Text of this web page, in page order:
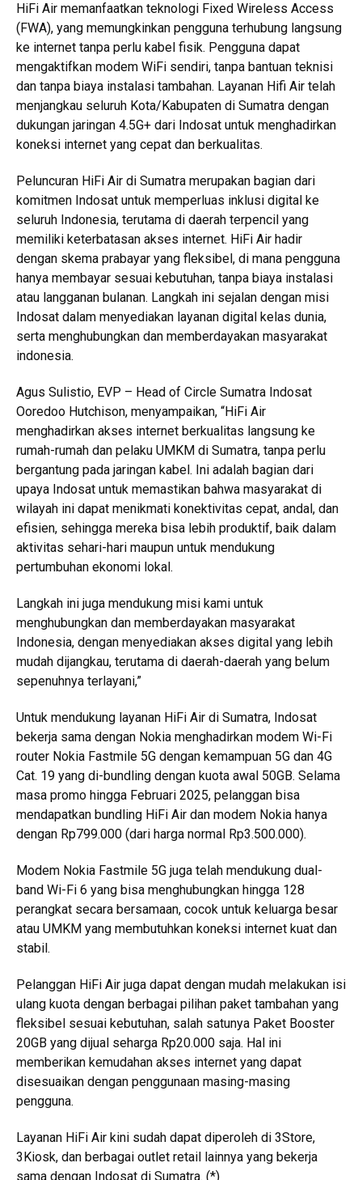
HiFi Air memanfaatkan teknologi Fixed Wireless Access
(FWA), yang memungkinkan pengguna terhubung langsung
ke internet tanpa perlu kabel fisik. Pengguna dapat
mengaktifkan modem WiFi sendiri, tanpa bantuan teknisi
dan tanpa biaya instalasi tambahan. Layanan Hifi Air telah
menjangkau seluruh Kota/Kabupaten di Sumatra dengan
dukungan jaringan 4.5G+ dari Indosat untuk menghadirkan
koneksi internet yang cepat dan berkualitas.
Peluncuran HiFi Air di Sumatra merupakan bagian dari
komitmen Indosat untuk memperluas inklusi digital ke
seluruh Indonesia, terutama di daerah terpencil yang
memiliki keterbatasan akses internet. HiFi Air hadir
dengan skema prabayar yang fleksibel, di mana pengguna
hanya membayar sesuai kebutuhan, tanpa biaya instalasi
atau langganan bulanan. Langkah ini sejalan dengan misi
Indosat dalam menyediakan layanan digital kelas dunia,
serta menghubungkan dan memberdayakan masyarakat
indonesia.
Agus Sulistio, EVP – Head of Circle Sumatra Indosat
Ooredoo Hutchison, menyampaikan, “HiFi Air
menghadirkan akses internet berkualitas langsung ke
rumah-rumah dan pelaku UMKM di Sumatra, tanpa perlu
bergantung pada jaringan kabel. Ini adalah bagian dari
upaya Indosat untuk memastikan bahwa masyarakat di
wilayah ini dapat menikmati konektivitas cepat, andal, dan
efisien, sehingga mereka bisa lebih produktif, baik dalam
aktivitas sehari-hari maupun untuk mendukung
pertumbuhan ekonomi lokal.
Langkah ini juga mendukung misi kami untuk
menghubungkan dan memberdayakan masyarakat
Indonesia, dengan menyediakan akses digital yang lebih
mudah dijangkau, terutama di daerah-daerah yang belum
sepenuhnya terlayani,”
Untuk mendukung layanan HiFi Air di Sumatra, Indosat
bekerja sama dengan Nokia menghadirkan modem Wi-Fi
router Nokia Fastmile 5G dengan kemampuan 5G dan 4G
Cat. 19 yang di-bundling dengan kuota awal 50GB. Selama
masa promo hingga Februari 2025, pelanggan bisa
mendapatkan bundling HiFi Air dan modem Nokia hanya
dengan Rp799.000 (dari harga normal Rp3.500.000).
Modem Nokia Fastmile 5G juga telah mendukung dual-
band Wi-Fi 6 yang bisa menghubungkan hingga 128
perangkat secara bersamaan, cocok untuk keluarga besar
atau UMKM yang membutuhkan koneksi internet kuat dan
stabil.
Pelanggan HiFi Air juga dapat dengan mudah melakukan isi
ulang kuota dengan berbagai pilihan paket tambahan yang
fleksibel sesuai kebutuhan, salah satunya Paket Booster
20GB yang dijual seharga Rp20.000 saja. Hal ini
memberikan kemudahan akses internet yang dapat
disesuaikan dengan penggunaan masing-masing
pengguna.
Layanan HiFi Air kini sudah dapat diperoleh di 3Store,
3Kiosk, dan berbagai outlet retail lainnya yang bekerja
sama dengan Indosat di Sumatra. (*)